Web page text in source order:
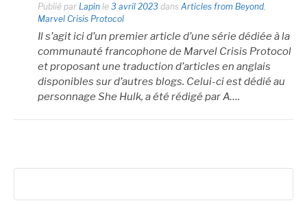
Publié par Lapin le 3 avril 2023 dans Articles from Beyond
Marvel Crisis Protocol
Il s’agit ici d’un premier article d’une série dédiée à la
communauté francophone de Marvel Crisis Protocol
et proposant une traduction d’articles en anglais
disponibles sur d’autres blogs. Celui-ci est dédié au
personnage She Hulk, a été rédigé par A….